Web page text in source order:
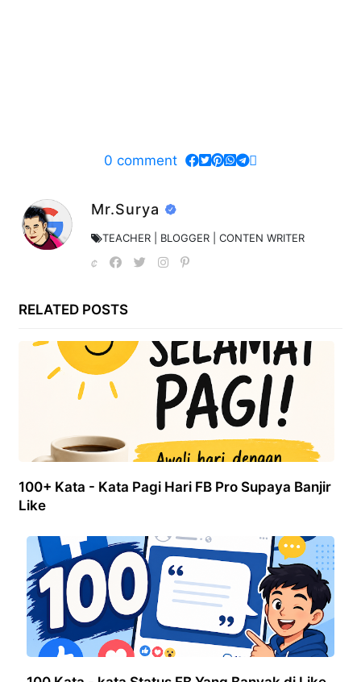
0 comment
Mr.Surya
TEACHER | BLOGGER | CONTEN WRITER
RELATED POSTS
100+ Kata - Kata Pagi Hari FB Pro Supaya Banjir
Like